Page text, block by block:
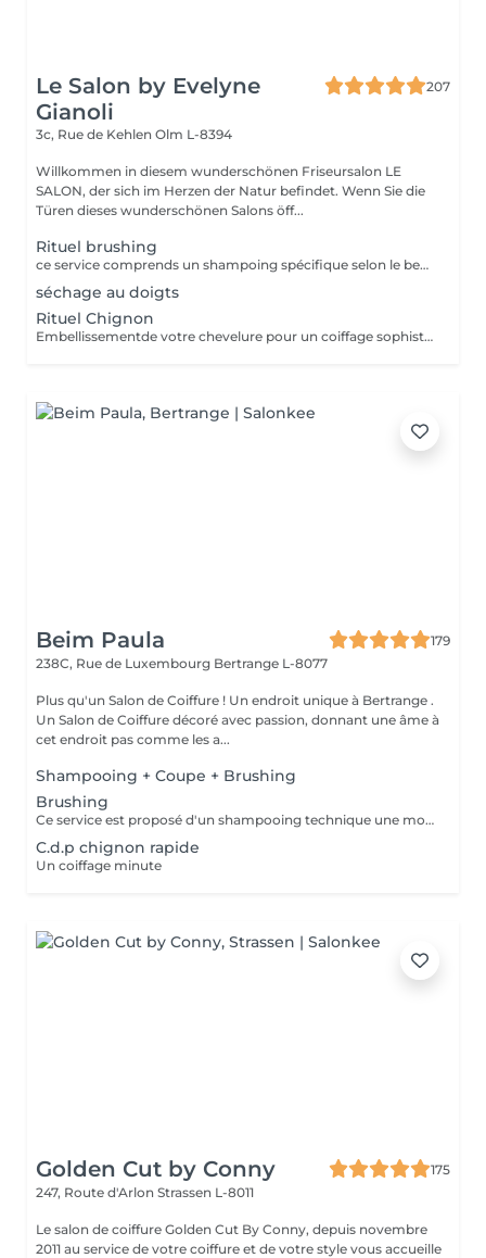
Le Salon by Evelyne
Gianoli
207
3c, Rue de Kehlen Olm L-8394
Willkommen in diesem wunderschönen Friseursalon LE
SALON, der sich im Herzen der Natur befindet. Wenn Sie die
Türen dieses wunderschönen Salons öff...
Rituel brushing
ce service comprends un shampoing spécifique selon le besoin de votre cheveu et votre cuir chevelu * le soin ou masque n est pas compris
séchage au doigts
Rituel Chignon
Embellissementde votre chevelure pour un coiffage sophistiqué et personnalisé pour un événement spécial
Beim Paula
179
238C, Rue de Luxembourg Bertrange L-8077
Plus qu'un Salon de Coiffure ! Un endroit unique à Bertrange .
Un Salon de Coiffure décoré avec passion, donnant une âme à
cet endroit pas comme les a...
Shampooing + Coupe + Brushing
Brushing
Ce service est proposé d'un shampooing technique une mousse et laque de finition
C.d.p chignon rapide
Un coiffage minute
Golden Cut by Conny
175
247, Route d'Arlon Strassen L-8011
Le salon de coiffure Golden Cut By Conny, depuis novembre
2011 au service de votre coiffure et de votre style vous accueille